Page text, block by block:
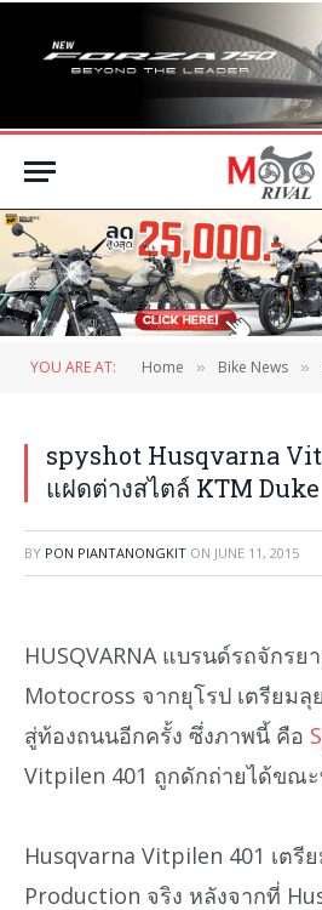
YOU ARE AT: Home » Bike News »
spyshot Husqvarna
แฝดต่างสไตล์ KTM Duke
BY PON PIANTANONGKIT ON JUNE 11, 2015
HUSQVARNA แบรนด์รถจักร
Motocross จากยุโรป เตรียม
สู่ท้องถนนอีกครั้ง ซึ่งภาพนี้ คือ
Vitpilen 401 ถูกดักถ่ายได้ขณ
Husqvarna Vitpilen 401 เตรี
Production จริง หลังจากที่